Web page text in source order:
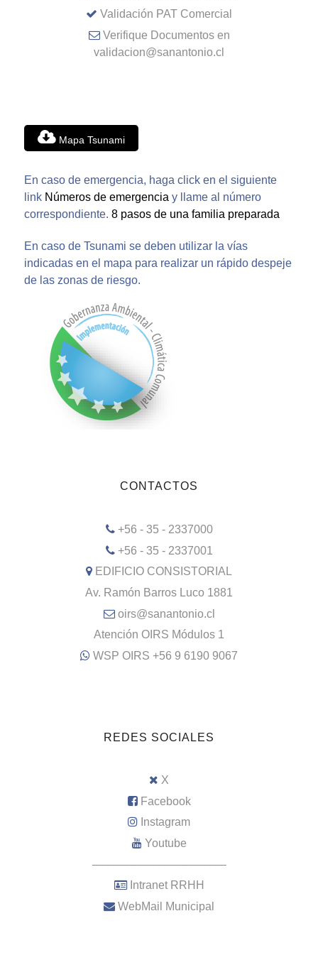
Validación PAT Comercial
Verifique Documentos en
validacion@sanantonio.cl
Mapa Tsunami
En caso de emergencia, haga click en el siguiente
link Números de emergencia y llame al número
correspondiente. 8 pasos de una familia preparada
En caso de Tsunami se deben utilizar la vías
indicadas en el mapa para realizar un rápido despeje
de las zonas de riesgo.
CONTACTOS
+56 - 35 - 2337000
+56 - 35 - 2337001
EDIFICIO CONSISTORIAL
Av. Ramón Barros Luco 1881
oirs@sanantonio.cl
Atención OIRS Módulos 1
WSP OIRS +56 9 6190 9067
REDES SOCIALES
X
Facebook
Instagram
Youtube
–––––––––––––––––––––
Intranet RRHH
WebMail Municipal